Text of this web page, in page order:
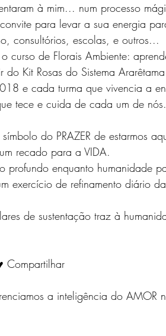
à mim... num processo
para levar a sua energia
consultórios, escolas, e outros...
curso de Florais Ambiente:
Kit Rosas do Sistema
e cada turma que vivencia a
tece e cuida de cada um de nós.
do PRAZER de estarmos
recado para a VIDA.
profundo enquanto humanidade
exercício de refinamento diário
de sustentação traz à
Compartilhar
a inteligência do AMOR